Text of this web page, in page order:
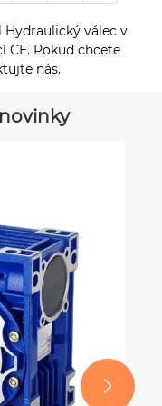
Hydraulický válec v
CE. Pokud chcete
nás.
a
